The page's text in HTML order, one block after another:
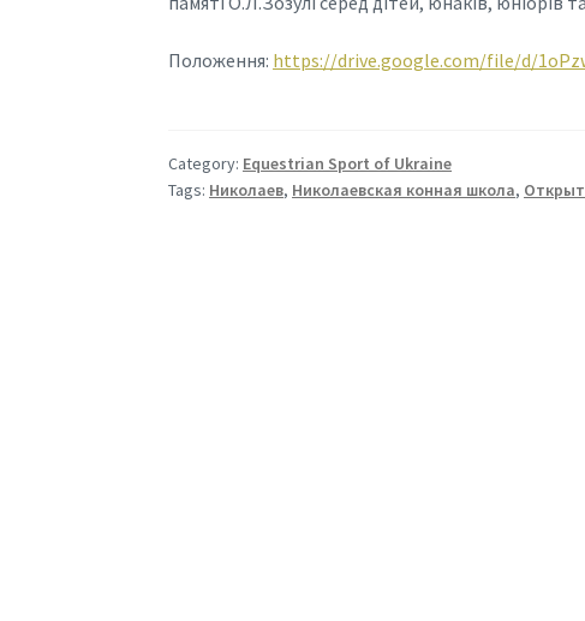
Положення: https://drive.google.com/file/d/
Category: Equestrian Sport of Ukraine
Tags: Николаев, Николаевская конная школа,